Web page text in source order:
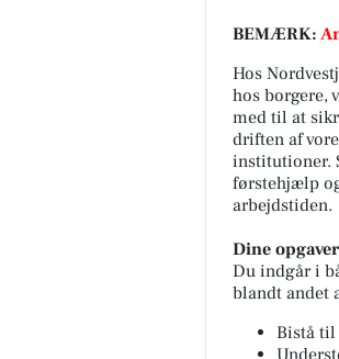
BEMÆRK:
Hos
hos borgere,
med til at
driften af
institutioner.
førstehjælp
arbejdstiden.
Dine opgaver
Du indgår i
blandt andet
Bistå til